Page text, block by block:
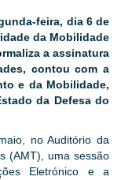
feira, dia 6 de
da Mobilidade
a assinatura
contou com a
e da Mobilidade,
da Defesa do
no Auditório da
(AMT), uma sessão
Eletrónico e a